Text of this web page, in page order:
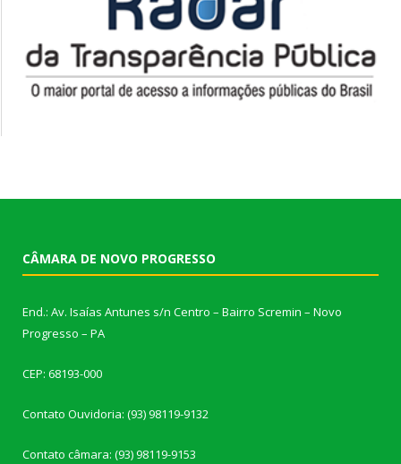
CÂMARA DE NOVO PROGRESSO
End.: Av. Isaías Antunes s/n Centro – Bairro Scremin – Novo
Progresso – PA
CEP: 68193-000
Contato Ouvidoria: (93) 98119-9132
Contato câmara: (93) 98119-9153